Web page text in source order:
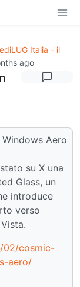
Italia - il
ago
Aero
su X una
Glass, un
introduce
verso
02/cosmic-
aero/